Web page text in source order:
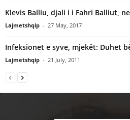
Klevis Balliu, djali i i Fahri Balliut,
Lajmetshqip - 27 May, 2017
Infeksionet e syve, mjekët: Duhet
Lajmetshqip - 21 July, 2011